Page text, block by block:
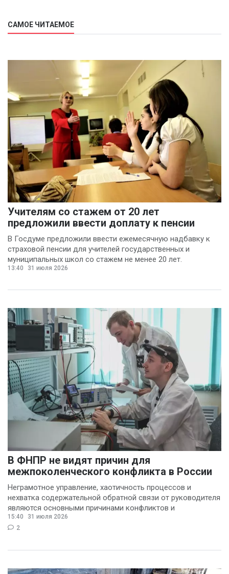
САМОЕ ЧИТАЕМОЕ
Учителям со стажем от 20 лет
предложили ввести доплату к пенсии
В Госдуме предложили ввести ежемесячную надбавку к
страховой пенсии для учителей государственных и
муниципальных школ со стажем не менее 20 лет.
13:40 31 июля 2026
В ФНПР не видят причин для
межпоколенческого конфликта в России
Неграмотное управление, хаотичность процессов и
нехватка содержательной обратной связи от руководителя
являются основными причинами конфликтов и
раздражения в
15:40
31 июля 2026
2